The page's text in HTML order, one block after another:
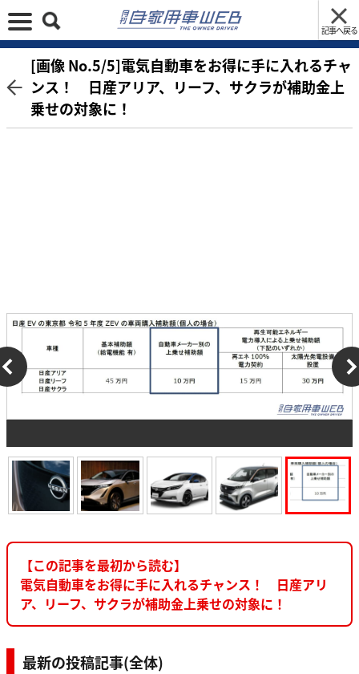
記事へ戻る
[画像 No.5/5]電気自動車をお得に手に入れるチャ
ンス！ 日産アリア、リーフ、サクラが補助金上
乗せの対象に！
【この記事を最初から読む】
電気自動車をお得に手に入れるチャンス！ 日産アリ
ア、リーフ、サクラが補助金上乗せの対象に！
最新の投稿記事(全体)